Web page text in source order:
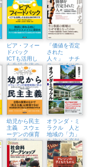
ピア・フィー
ドバック
ICTも活用し
た生徒主体の
学び方
「価値を否定
された
人々」 ナチ
ス・ドイツの
強制断種と
「安楽死」
幼児から民主
主義 スウェ
ーデンの保育
実践に学ぶ
オランダ・ミ
ラクル 人と
地域の「力」
を信じる高齢
者福祉